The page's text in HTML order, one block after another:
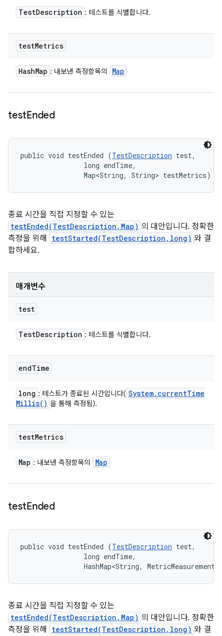
TestDescription : 테스트를 식별합니다.
testMetrics
HashMap : 내보낸 측정항목의 Map
testEnded
public void testEnded (TestDescription test,
                long endTime,
                Map<String, String> testMetrics)
종료 시간을 직접 지정할 수 있는
testEnded(TestDescription,Map) 의 대안입니다. 정확한
측정을 위해
testStarted(TestDescription,long) 와 결
합하세요.
매개변수
test
TestDescription : 테스트를 식별합니다.
endTime
long : 테스트가 종료된 시간입니다( System. currentTime
Millis( ) 을 통해 측정됨).
testMetrics
Map : 내보낸 측정항목의 Map
testEnded
public void testEnded (TestDescription test,
                long endTime,
HashMap<String,
종료 시간을 직접 지정할 수 있는
testEnded(TestDescription,Map) 의 대안입니다. 정확한
측정을 위해
testStarted(TestDescription,long) 와 결